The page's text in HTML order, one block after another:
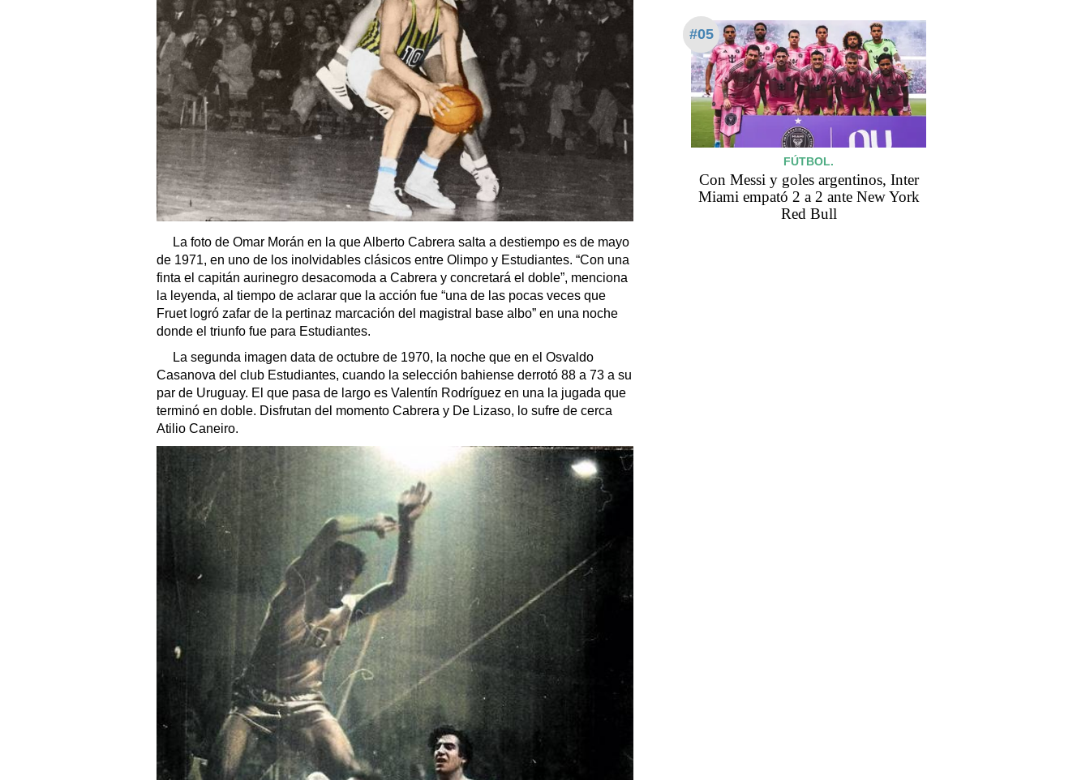
La foto de Omar Morán en la que Alberto Cabrera salta a destiempo es de mayo
de 1971, en uno de los inolvidables clásicos entre Olimpo y Estudiantes. “Con una
finta el capitán aurinegro desacomoda a Cabrera y concretará el doble”, menciona
la leyenda, al tiempo de aclarar que la acción fue “una de las pocas veces que
Fruet logró zafar de la pertinaz marcación del magistral base albo” en una noche
donde el triunfo fue para Estudiantes.
La segunda imagen data de octubre de 1970, la noche que en el Osvaldo
Casanova del club Estudiantes, cuando la selección bahiense derrotó 88 a 73 a su
par de Uruguay. El que pasa de largo es Valentín Rodríguez en una la jugada que
terminó en doble. Disfrutan del momento Cabrera y De Lizaso, lo sufre de cerca
Atilio Caneiro.
#05
FÚTBOL.
Con Messi y goles argentinos, Inter
Miami empató 2 a 2 ante New York
Red Bull